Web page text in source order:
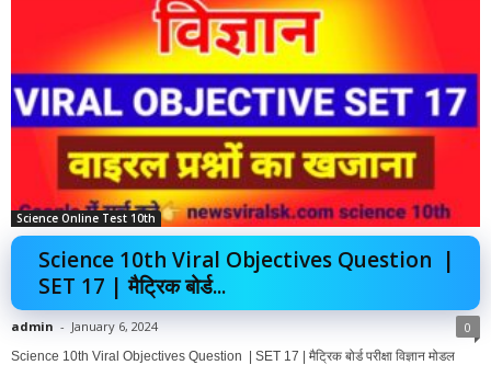
Science Online Test 10th
Science 10th Viral Objectives Question |
SET 17 | मैट्रिक बोर्ड...
admin - January 6, 2024 0
Science 10th Viral Objectives Question | SET 17 | मैट्रिक बोर्ड परीक्षा विज्ञान मोडल